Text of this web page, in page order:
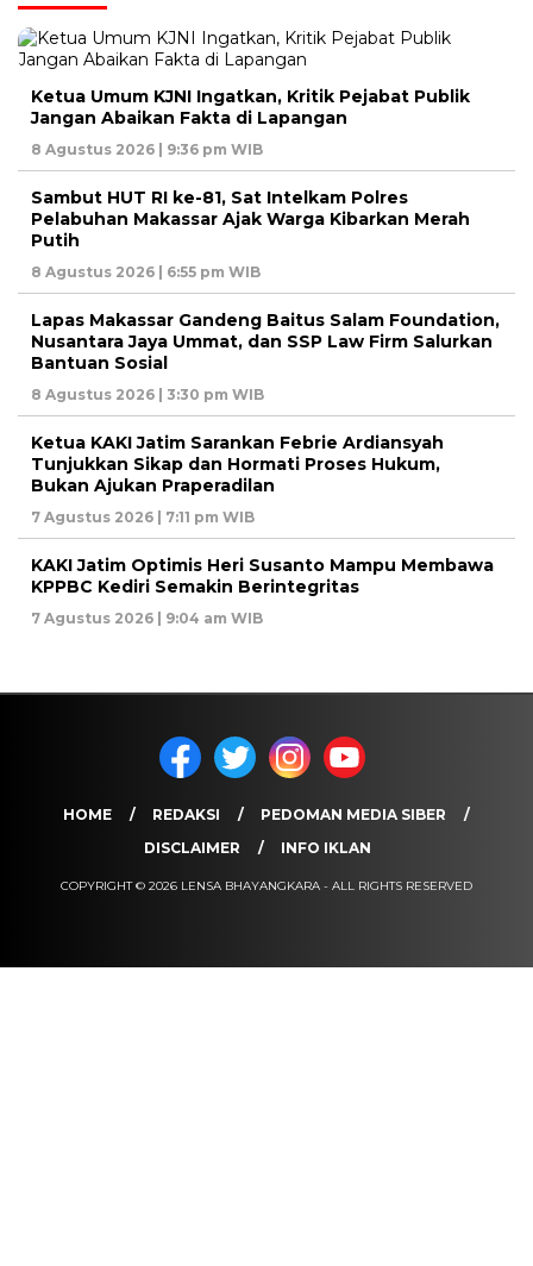
Ketua Umum KJNI Ingatkan, Kritik Pejabat Publik
Jangan Abaikan Fakta di Lapangan
8 Agustus 2026 | 9:36 pm WIB
Sambut HUT RI ke-81, Sat Intelkam Polres
Pelabuhan Makassar Ajak Warga Kibarkan Merah
Putih
8 Agustus 2026 | 6:55 pm WIB
Lapas Makassar Gandeng Baitus Salam Foundation,
Nusantara Jaya Ummat, dan SSP Law Firm Salurkan
Bantuan Sosial
8 Agustus 2026 | 3:30 pm WIB
Ketua KAKI Jatim Sarankan Febrie Ardiansyah
Tunjukkan Sikap dan Hormati Proses Hukum,
Bukan Ajukan Praperadilan
7 Agustus 2026 | 7:11 pm WIB
KAKI Jatim Optimis Heri Susanto Mampu Membawa
KPPBC Kediri Semakin Berintegritas
7 Agustus 2026 | 9:04 am WIB
HOME REDAKSI
PEDOMAN MEDIA SIBER
DISCLAIMER
INFO IKLAN
COPYRIGHT © 2026 LENSA BHAYANGKARA - ALL RIGHTS RESERVED